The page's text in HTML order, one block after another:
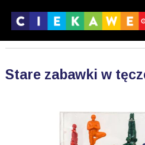
Stare zabawki w